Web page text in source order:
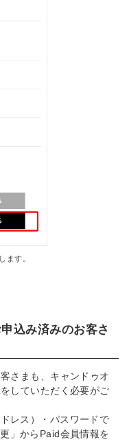
ます。
込み済みのお客さ
さまも、キャンドゥオ
していただく必要がご
レス）・パスワードで
」からPaid会員情報を